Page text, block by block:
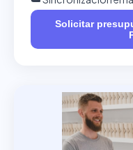
Solicitar